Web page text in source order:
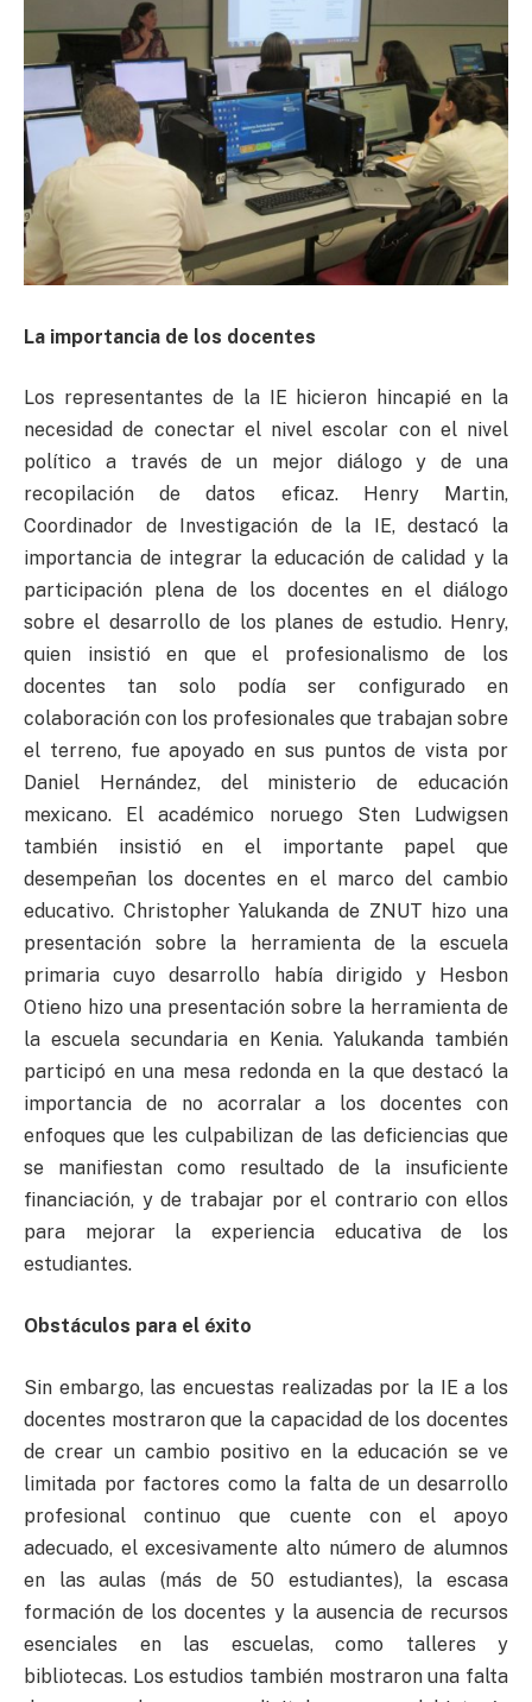
La importancia de los docentes
Los representantes de la IE hicieron hincapié en la
necesidad de conectar el nivel escolar con el nivel
político a través de un mejor diálogo y de una
recopilación de datos eficaz. Henry Martin,
Coordinador de Investigación de la IE, destacó la
importancia de integrar la educación de calidad y la
participación plena de los docentes en el diálogo
sobre el desarrollo de los planes de estudio. Henry,
quien insistió en que el profesionalismo de los
docentes tan solo podía ser configurado en
colaboración con los profesionales que trabajan sobre
el terreno, fue apoyado en sus puntos de vista por
Daniel Hernández, del ministerio de educación
mexicano. El académico noruego Sten Ludwigsen
también insistió en el importante papel que
desempeñan los docentes en el marco del cambio
educativo. Christopher Yalukanda de ZNUT hizo una
presentación sobre la herramienta de la escuela
primaria cuyo desarrollo había dirigido y Hesbon
Otieno hizo una presentación sobre la herramienta de
la escuela secundaria en Kenia. Yalukanda también
participó en una mesa redonda en la que destacó la
importancia de no acorralar a los docentes con
enfoques que les culpabilizan de las deficiencias que
se manifiestan como resultado de la insuficiente
financiación, y de trabajar por el contrario con ellos
para mejorar la experiencia educativa de los
estudiantes.
Obstáculos para el éxito
Sin embargo, las encuestas realizadas por la IE a los
docentes mostraron que la capacidad de los docentes
de crear un cambio positivo en la educación se ve
limitada por factores como la falta de un desarrollo
profesional continuo que cuente con el apoyo
adecuado, el excesivamente alto número de alumnos
en las aulas (más de 50 estudiantes), la escasa
formación de los docentes y la ausencia de recursos
esenciales en las escuelas, como talleres y
bibliotecas. Los estudios también mostraron una falta